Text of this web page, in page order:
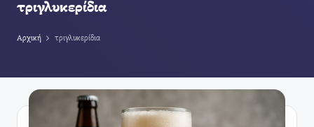
τριγλυκερίδια
Αρχική τριγλυκερίδια